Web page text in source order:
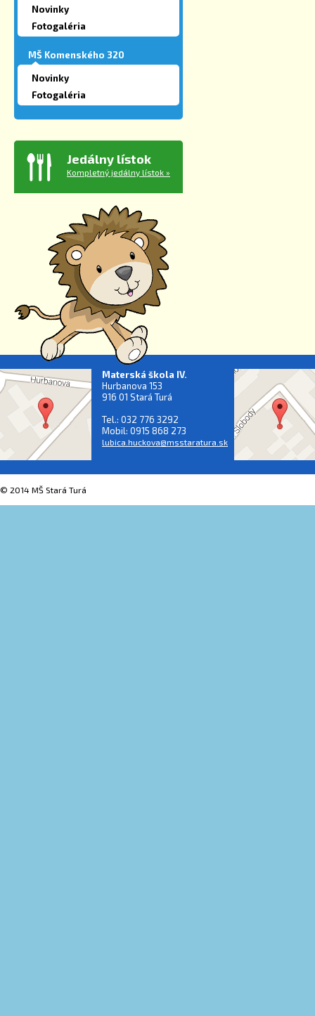
Novinky
Fotogaléria
MŠ Komenského 320
Novinky
Fotogaléria
Jedálny lístok
Kompletný jedálny lístok »
Materská škola IV.
Hurbanova 153
916 01 Stará Turá
Tel.: 032 776 3292
Mobil: 0915 868 273
lubica.huckova@msstaratura.sk
© 2014 MŠ Stará Turá